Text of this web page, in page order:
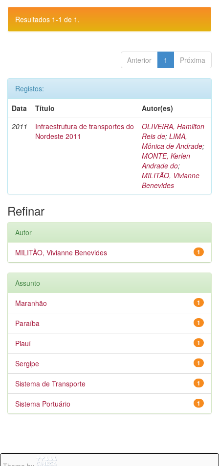
Resultados 1-1 de 1.
Anterior 1 Próxima
Registos:
Data
Título
Autor(es)
2011
Infraestrutura de transportes do
Nordeste 2011
OLIVEIRA, Hamilton
Reis de; LIMA,
Mônica de Andrade;
MONTE, Kerlen
Andrade do;
MILITÃO, Vivianne
Benevides
Refinar
Autor
1
MILITÃO, Vivianne Benevides
Assunto
1
Maranhão
1
Paraíba
1
Piauí
1
Sergipe
1
Sistema de Transporte
1
Sistema Portuário